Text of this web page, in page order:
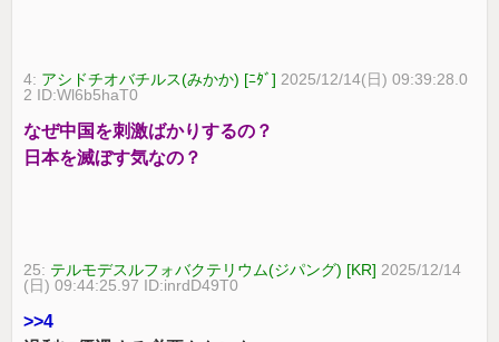
4: アシドチオバチルス(みかか) [ﾆﾀﾞ] 2025/12/14(日) 09:39:28.0
2 ID:Wl6b5haT0
なぜ中国を刺激ばかりするの？
日本を滅ぼす気なの？
25: テルモデスルフォバクテリウム(ジパング) [KR] 2025/12/14
(日) 09:44:25.97 ID:inrdD49T0
>>4